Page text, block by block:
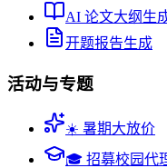
AI 论文大纲生
开题报告生成
活动与专题
☀️ 暑期大放价
🎓 招募校园代